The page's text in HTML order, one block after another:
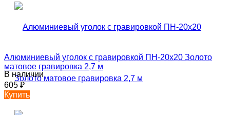
Алюминиевый уголок с гравировкой ПН-20х20 Золото
матовое гравировка 2,7 м
В наличии
605₽
Купить